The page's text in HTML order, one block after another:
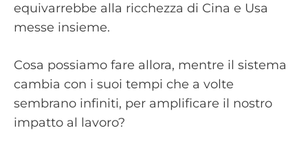
equivarrebbe alla ricchezza di Cina e Usa
messe insieme.
Cosa possiamo fare allora, mentre il sistema
cambia con i suoi tempi che a volte
sembrano infiniti, per amplificare il nostro
impatto al lavoro?